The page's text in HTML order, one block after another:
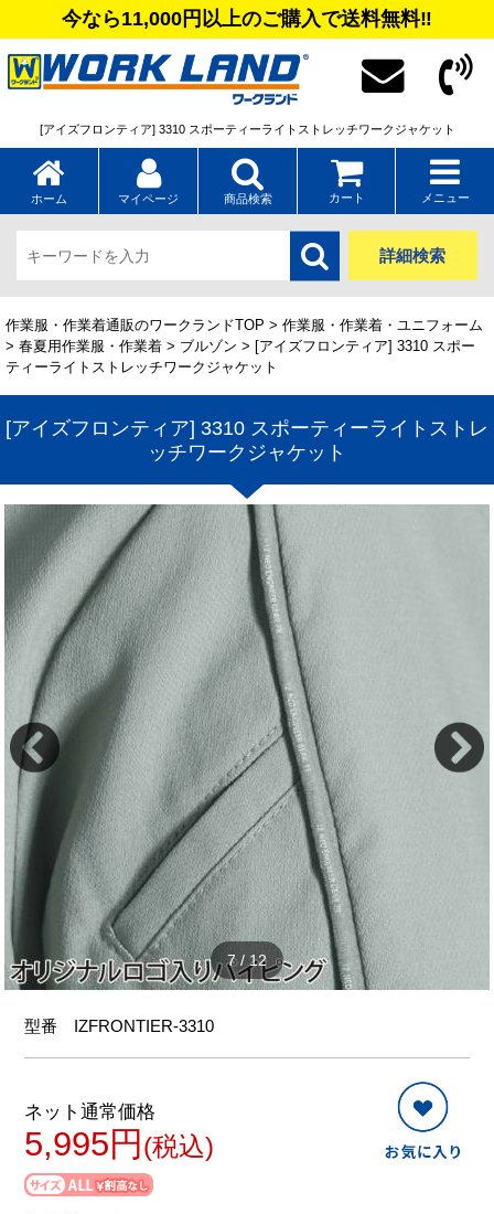
今なら11,000円以上のご購入で送料無料‼
[アイズフロンティア] 3310 スポーティーライトストレッチワークジャケット
ホーム マイページ 商品検索 カート メニュー
詳細検索
作業服・作業着通販のワークランドTOP > 作業服・作業着・ユニフォーム
> 春夏用作業服・作業着 > ブルゾン > [アイズフロンティア] 3310 スポー
ティーライトストレッチワークジャケット
[アイズフロンティア] 3310 スポーティーライトストレ
ッチワークジャケット
7/ 12
型番 IZFRONTIER-3310
ネット通常価格
5,995円 (税込)